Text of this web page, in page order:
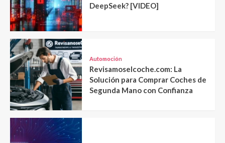
DeepSeek? [VIDEO]
Automoción
Revisamoselcoche.com: La
Solución para Comprar Coches de
Segunda Mano con Confianza